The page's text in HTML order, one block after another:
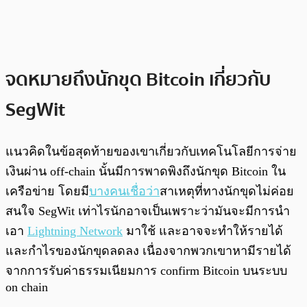
จดหมายถึงนักขุด Bitcoin เกี่ยวกับ
SegWit
แนวคิดในข้อสุดท้ายของเขาเกี่ยวกับเทคโนโลยีการจ่าย
เงินผ่าน off-chain นั้นมีการพาดพิงถึงนักขุด Bitcoin ใน
เครือข่าย โดยมีบางคนเชื่อว่าสาเหตุที่ทางนักขุดไม่ค่อย
สนใจ SegWit เท่าไรนักอาจเป็นเพราะว่ามันจะมีการนำ
เอา Lightning Network มาใช้ และอาจจะทำให้รายได้
และกำไรของนักขุดลดลง เนื่องจากพวกเขาหามีรายได้
จากการรับค่าธรรมเนียมการ confirm Bitcoin บนระบบ
on chain